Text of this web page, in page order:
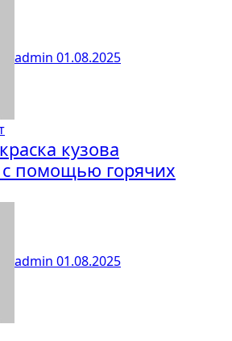
admin 01.08.2025
кузова
помощью горячих
admin 01.08.2025